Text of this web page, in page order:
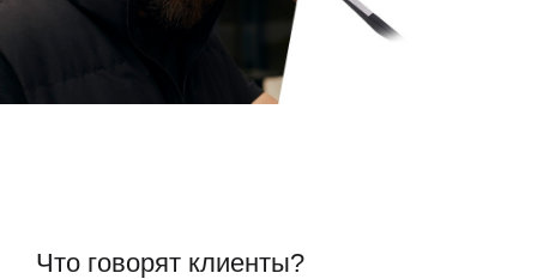
Что говорят клиенты?